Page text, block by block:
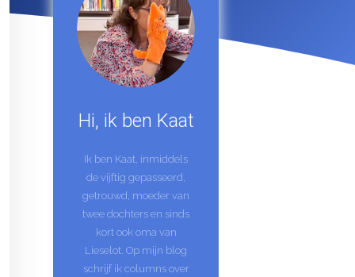
Hi, ik ben Kaat
Ik ben Kaat, inmiddels
de vijftig gepasseerd,
getrouwd, moeder van
twee dochters en sinds
kort ook oma van
Lieselot. Op mijn blog
schrijf ik columns over